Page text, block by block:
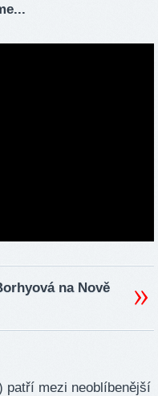
na Nově
patří mezi neoblíbenější